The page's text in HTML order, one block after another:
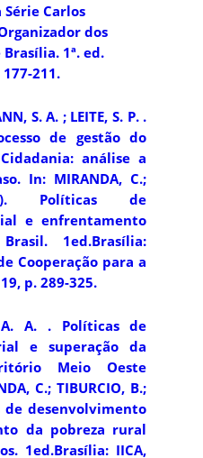
Carlos
dos
1ª. ed.
211.
S. A. ; LEITE, S. P. .
de gestão do
análise a
In: MIRANDA, C.;
Políticas de
e enfrentamento
1ed.Brasília:
Cooperação para a
p. 289-325.
A. A. . Políticas de
e superação da
Meio Oeste
C.; TIBURCIO, B.;
de desenvolvimento
da pobreza rural
1ed.Brasília: IICA,